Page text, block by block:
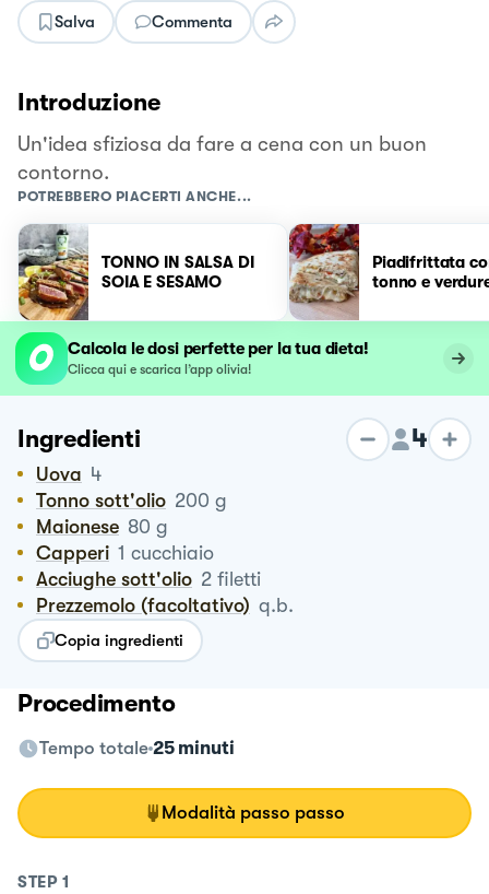
Salva Commenta
Introduzione
Un'idea sfiziosa da fare a cena con un buon
contorno.
POTREBBERO PIACERTI ANCHE...
TONNO IN SALSA DI
SOIA E SESAMO
Piadifrittata
tonno e
Calcola le dosi perfette per la tua dieta!
Clicca qui e scarica l’app olivia!
Ingredienti 4
Uova 4
Tonno sott'olio 200 g
Maionese 80 g
Capperi 1 cucchiaio
Acciughe sott'olio 2 filetti
Prezzemolo (facoltativo) q.b.
Copia ingredienti
Procedimento
Tempo totale 25 minuti
Modalità passo passo
STEP 1